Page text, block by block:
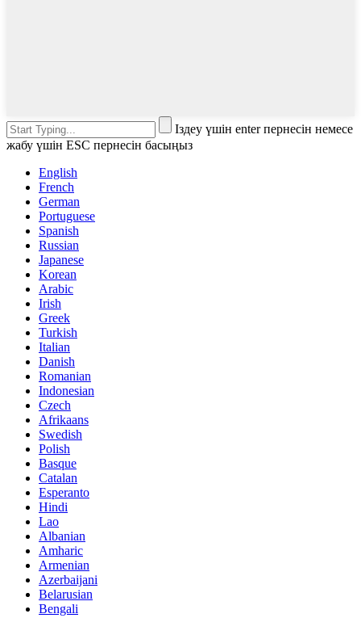
Іздеу үшін enter пернесін немесе
жабу үшін ESC пернесін басыңыз
English
French
German
Portuguese
Spanish
Russian
Japanese
Korean
Arabic
Irish
Greek
Turkish
Italian
Danish
Romanian
Indonesian
Czech
Afrikaans
Swedish
Polish
Basque
Catalan
Esperanto
Hindi
Lao
Albanian
Amharic
Armenian
Azerbaijani
Belarusian
Bengali